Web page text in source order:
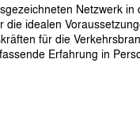
Netzwerk
idealen
für die
Erfahrung in